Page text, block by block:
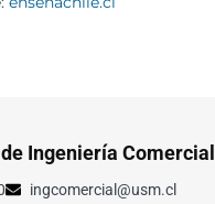
Ingeniería Comercial
ingcomercial@usm.cl